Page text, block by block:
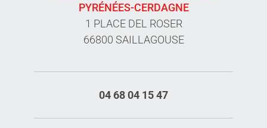
PYRÉNÉES-CERDAGNE
1 PLACE DEL ROSER
66800 SAILLAGOUSE
04 68 04 15 47